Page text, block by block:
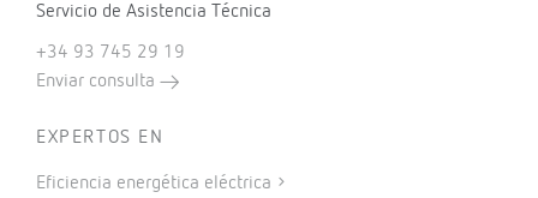
Servicio de Asistencia Técnica
+34 93 745 29 19
Enviar consulta
EXPERTOS EN
Eficiencia energética eléctrica